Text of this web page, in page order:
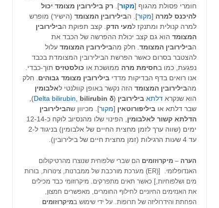
חומרי פסולת מהגוף [מקור]. רק בילירובין מצומד יכול
להיכנס למרה [מקור]. הבילירובין המצומד (הישיר) מופרש
למרה קנולית ומתנקז למעי הדק . קצב תפוקת הבילירובין
המצומד הוא גם קצב יכולת ההפרשה של הכבד את
הבילירובין המצומד . חלק מהבילירובין המצומד עלול
להצטבר בסרום כאשר הפרשת הבילירובין המצומדת בכבד
נפגעת, כמו בחסימת מרה ממושכת או כולסטזיס תוך-כבדי.
אנו רואים בדף הבדיקות מדדי בילירובין מצומד גבוהים . חלק
מהבילירובין המצומד הזה נקשר באופן קוולנטי לאלבומין
הוא שנקרא דלתא בילירובין (
Delta bilirubin, bilirubin δ
),
שבר דלתא או ביליפורוטאין [מקור]. מכיוון שהבילירובין
הדלתא קשור לאלבומין
, הפינוי שלו מהנסיוב לוקח כ-12-14
ימים (שווה ערך לזמן מחצית החיים של אלבומין) בניגוד ל-2
עד 4 שעות הרגילות (זמן מחצית חיים של בילירובין).
הערה– מיקרוזומים הם שברי שלפוחית ​​שנוצרו מהרטיקולום
האנדופלזמי. [(ER) מערכת מורכבת של ממברנות, צינורות, בורות
מים ושלפוחיות,] כאשר תאים מתפרקים. מיקרוזומי כבד מכילים
את האנזימים החיוניים לחילוף החומרים, מאפשרים חמצון,
הפחתת והידרוליזה של תרופות. על ידי שימוש במיקרוזומים